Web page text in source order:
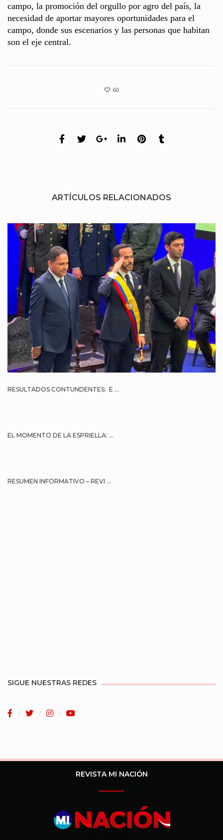
campo, la promoción del orgullo por agro del país, la
necesidad de aportar mayores oportunidades para el
campo, donde sus escenarios y las personas que habitan
son el eje central.
60
ARTÍCULOS RELACIONADOS
RESULTADOS CONTUNDENTES: E ...
EL MOMENTO DE LA ESPRIELLA: ...
RESUMEN INFORMATIVO – REVI ...
SIGUE NUESTRAS REDES
REVISTA MI NACIÓN